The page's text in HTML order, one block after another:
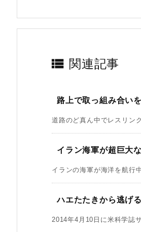
 関連記事
路上で取っ組み合い
道路のど真ん中でレスリン
イラン海軍が超巨大
イランの海軍が海洋を航行
ハエたたきから逃げ
2014年4月10日に米科学誌